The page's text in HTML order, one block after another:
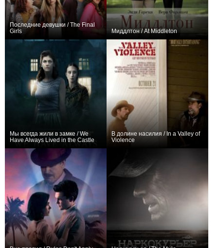
Последние девушки / The Final
Girls
Миддлтон / At Middleton
Мы всегда жили в замке / We
Have Always Lived in the Castle
В долине насилия / In a Valley of
Violence